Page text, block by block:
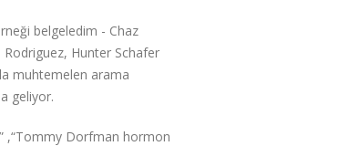
belgeledim - Chaz
Hunter Schafer
muhtemelen arama
geliyor.
,“Tommy Dorfman hormon